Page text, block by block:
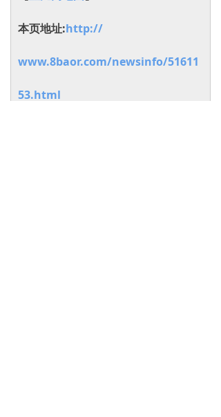
本页地址:http://
www.8baor.com/newsinfo/51611
53.html